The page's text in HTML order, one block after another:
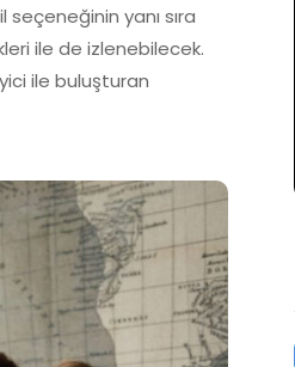
yanı sıra
ile de izlenebilecek.
ile buluşturan